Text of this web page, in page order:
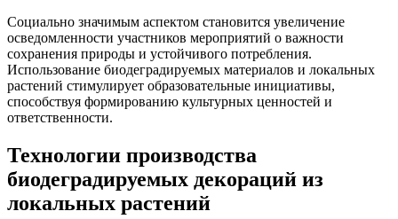
Социально значимым аспектом становится увеличение
осведомленности участников мероприятий о важности
сохранения природы и устойчивого потребления.
Использование биодеградируемых материалов и локальных
растений стимулирует образовательные инициативы,
способствуя формированию культурных ценностей и
ответственности.
Технологии производства
биодеградируемых декораций из
локальных растений